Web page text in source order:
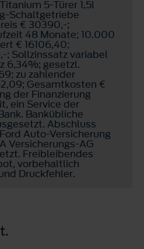
5-Türer 1,5l
Schaltgetriebe
€ 30390,-;
48 Monate; 10.000
€ 16106,40;
; Sollzinssatz variabel
6,34%; gesetzl.
zu zahlender
Gesamtkosten €
der Finanzierung
ein Service der
Bankübliche
Abschluss
Auto-Versicherung
Versicherungs-AG
Freibleibendes
vorbehaltlich
Druckfehler.